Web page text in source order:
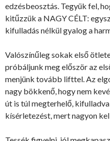
edzésbeosztás. Tegyük fel,
kitűzzük a NAGY CÉLT:
kifulladás nélkül gyalog a
Valószínűleg sokak első
próbáljunk meg először az
menjünk tovább lifttel. Az
nagy bökkenő, hogy nem
út is túl megterhelő,
kísérletezést, mert nagyon